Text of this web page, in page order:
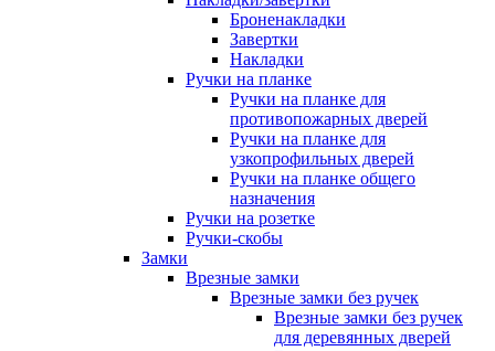
Броненакладки
Завертки
Накладки
Ручки на планке
Ручки на планке для
противопожарных дверей
Ручки на планке для
узкопрофильных дверей
Ручки на планке общего
назначения
Ручки на розетке
Ручки-скобы
Замки
Врезные замки
Врезные замки без ручек
Врезные замки без ручек
для деревянных дверей